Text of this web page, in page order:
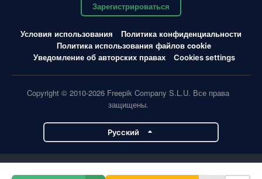
Зарегистрироваться
Условия использования
Политика конфиденциальности
Политика использования файлов cookie
Уведомление об авторских правах
Cookies settings
Copyright © 2010-2026 Freepik Company S.L.U. Все права
защищены.
Pусский